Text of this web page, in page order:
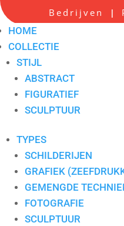
Bedrijven |
HOME
COLLECTIE
STIJL
ABSTRACT
FIGURATIEF
SCULPTUUR
TYPES
SCHILDERIJEN
GRAFIEK
GEMENGDE
FOTOGRAFIE
SCULPTUUR
Scherpe all-in